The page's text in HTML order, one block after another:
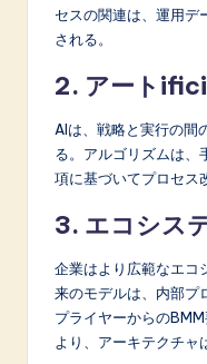
セスの関連は、運用デ
される。
2. アート
AIは、戦略と実行の間
る。アルゴリズムは、
項に基づいてプロセス
3. エコシス
企業はより広範なエコ
来のモデルは、内部プ
プライヤーからの
より、アーキテクチャ